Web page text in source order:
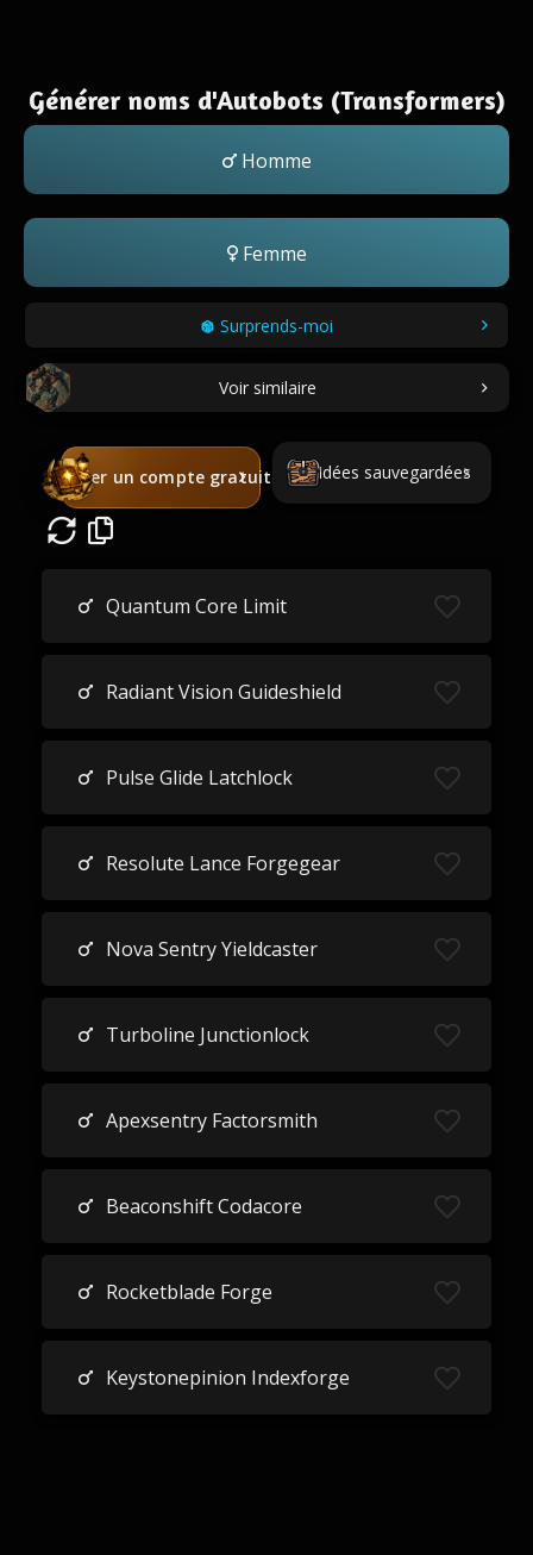
Générer noms d'Autobots (Transformers)
Homme
Femme
Surprends-moi
Voir similaire
Créer un compte gratuit Idées sauvegardées
Quantum Core Limit
Radiant Vision Guideshield
Pulse Glide Latchlock
Resolute Lance Forgegear
Nova Sentry Yieldcaster
Turboline Junctionlock
Apexsentry Factorsmith
Beaconshift Codacore
Rocketblade Forge
Keystonepinion Indexforge